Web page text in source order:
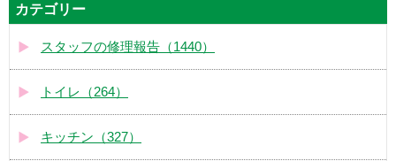
カテゴリー
スタッフの修理報告（1440）
トイレ（264）
キッチン（327）